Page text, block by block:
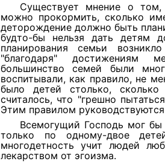
Существует мнение о
можно прокормить, сколько
деторождение должно быть
будто-бы нельзя дать детям
планирования семьи
"благодаря" достижениям
большинство семей были
воспитывали, как правило, не
было детей столько,
считалось, что "грешно
Этим правилом
Всемогущий Господь мог
только по одному-двое
многодетность учит людей
лекарством от эгоизма.